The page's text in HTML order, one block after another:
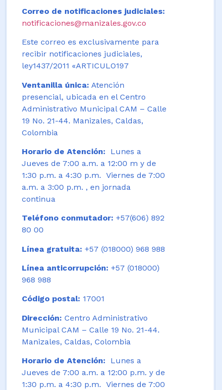
Correo de notificaciones judiciales:
notificaciones@manizales.gov.co
Este correo es exclusivamente para
recibir notificaciones judiciales,
ley1437/2011 «ARTICULO197
Ventanilla única: Atención
presencial, ubicada en el Centro
Administrativo Municipal CAM – Calle
19 No. 21-44. Manizales, Caldas,
Colombia
Horario de Atención:
Lunes a
Jueves de 7:00 a.m. a 12:00 m y de
1:30 p.m. a 4:30 p.m. Viernes de 7:00
a.m. a 3:00 p.m. , en jornada
continua
Teléfono conmutador: +57(606) 892
80 00
Línea gratuita: +57 (018000) 968 988
Línea anticorrupción: +57 (018000)
968 988
Código postal: 17001
Dirección: Centro Administrativo
Municipal CAM – Calle 19 No. 21-44.
Manizales, Caldas, Colombia
Horario de Atención: Lunes a
Jueves de 7:00 a.m. a 12:00 p.m. y de
1:30 p.m. a 4:30 p.m. Viernes de 7:00